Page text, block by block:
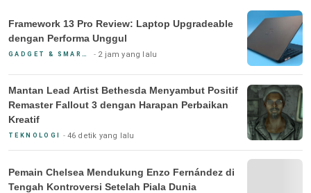
Framework 13 Pro Review: Laptop Upgradeable
dengan Performa Unggul
2 jam yang lalu
Mantan Lead Artist Bethesda Menyambut Positif
Remaster Fallout 3 dengan Harapan Perbaikan
Kreatif
TEKNOLOGI 46 detik yang lalu
Pemain Chelsea Mendukung Enzo Fernández di
Tengah Kontroversi Setelah Piala Dunia